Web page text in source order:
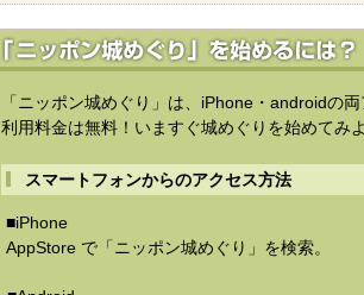
「ニッポン城めぐり」は、iPhone・androidの両
利用料金は無料！いますぐ城めぐりを始めてみ
スマートフォンからのアクセス方法
■iPhone
AppStore で「ニッポン城めぐり」を検索。